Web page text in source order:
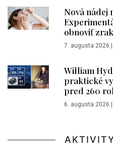
Nová nádej
obnoviť zrak
7. augusta 2026 |
William
praktické
pred 260
6. augusta 2026 |